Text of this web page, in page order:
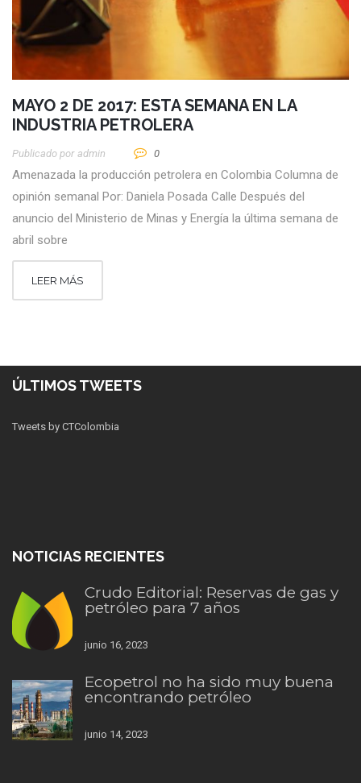
MAYO 2 DE 2017: ESTA SEMANA EN LA
INDUSTRIA PETROLERA
Publicado por Admin 0
Amenazada la producción petrolera en Colombia Columna de
opinión semanal Por: Daniela Posada Calle Después del
anuncio del Ministerio de Minas y Energía la última semana de
abril sobre
LEER MÁS
ÚLTIMOS TWEETS
Tweets by CTColombia
NOTICIAS RECIENTES
Crudo Editorial: Reservas de gas y
petróleo para 7 años
junio 16, 2023
Ecopetrol no ha sido muy buena
encontrando petróleo
junio 14, 2023